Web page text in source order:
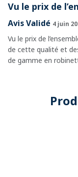
Vu le prix de
Avis Validé 4 juin
Vu le prix de
de cette qualité et
de gamme en